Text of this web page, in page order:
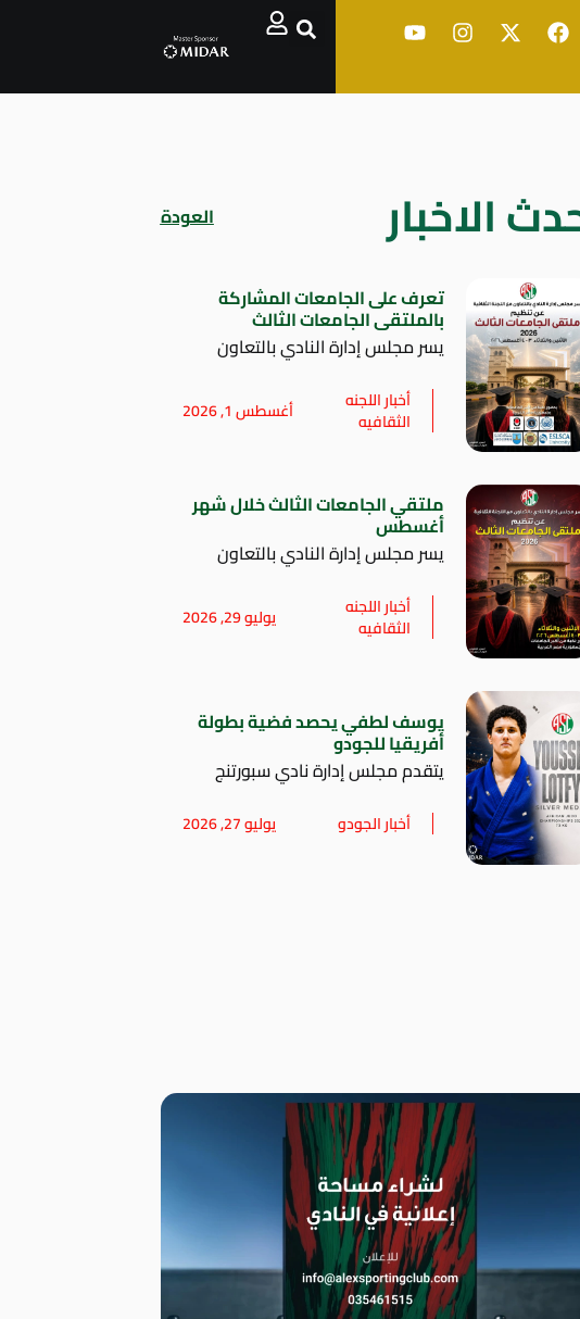
الاخبار العودة
تعرف على الجامعات المشاركة
بالملتقى الجامعات الثالث
يسر مجلس إدارة النادي بالتعاون
أخبار اللجنه
الثقافيه أغسطس 1, 2026
ملتقي الجامعات الثالث خلال شهر
أغسطس
يسر مجلس إدارة النادي بالتعاون
أخبار اللجنه
الثقافيه يوليو 29, 2026
يوسف لطفي يحصد فضية بطولة
أفريقيا للجودو
يتقدم مجلس إدارة نادي سبورتنج
أخبار الجودو يوليو 27, 2026